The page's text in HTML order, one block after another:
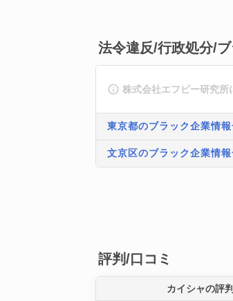
法令違反/行政処分/
株式会社エフピー研究所
東京都のブラック企業情
文京区のブラック企業情
評判/口コミ
カイシャの評